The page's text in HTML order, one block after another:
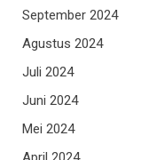
September 2024
Agustus 2024
Juli 2024
Juni 2024
Mei 2024